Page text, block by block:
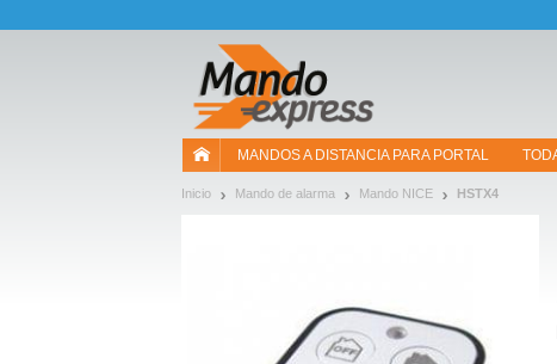
MANDOS A DISTANCIA PARA PORTAL
Inicio Mando de alarma Mando NICE HSTX4